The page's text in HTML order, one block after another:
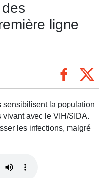
ligne
sensibilisent la population
vivant avec le VIH/SIDA.
les infections, malgré